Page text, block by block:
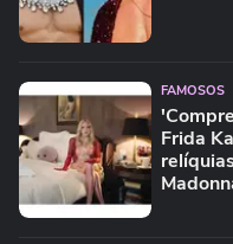
FAMOSOS
Frida